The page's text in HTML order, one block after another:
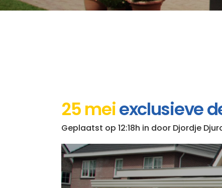
25 meiexclusieve
Geplaatst op 12:18h in door Djordje